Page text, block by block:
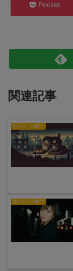
Pocket
関連記事
誰かがこの町で
誰かがこの町で